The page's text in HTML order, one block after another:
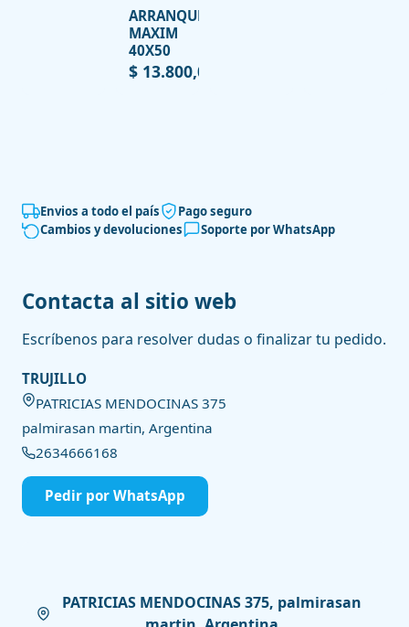
ARRANQUE
MAXIM
40X50
$ 13.800,00
Envios a todo el país
Pago seguro
Cambios y devoluciones
Soporte por WhatsApp
Contacta al sitio web
Escríbenos para resolver dudas o finalizar tu pedido.
TRUJILLO
PATRICIAS MENDOCINAS 375
palmirasan martin, Argentina
2634666168
Pedir por WhatsApp
PATRICIAS MENDOCINAS 375, palmirasan